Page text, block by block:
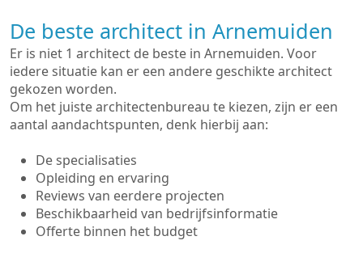
De beste architect in Arnemuiden
Er is niet 1 architect de beste in Arnemuiden. Voor
iedere situatie kan er een andere geschikte architect
gekozen worden.
Om het juiste architectenbureau te kiezen, zijn er een
aantal aandachtspunten, denk hierbij aan:
De specialisaties
Opleiding en ervaring
Reviews van eerdere projecten
Beschikbaarheid van bedrijfsinformatie
Offerte binnen het budget